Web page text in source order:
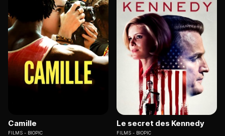
Camille
FILMS BIOPIC
Le secret des Kennedy
FILMS BIOPIC